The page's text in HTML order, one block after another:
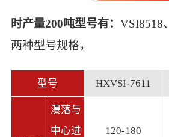
时产量200吨型号有： VSI8518、
两种型号规格，
型号 HXVSI-7611
瀑落与
中心进
120-180